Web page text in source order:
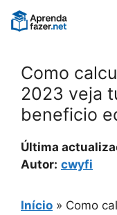
Pular
para
Como
2023 veja
beneficio
Última
Autor: cwyfi
Início » Como